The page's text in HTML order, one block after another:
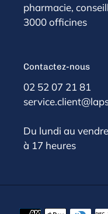
pharmacie,
3000 officines
Contactez-nous
02 52 07 21 81
Du lundi au
à 17 heures